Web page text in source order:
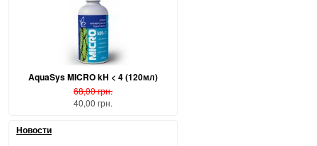
AquaSys MICRO kH < 4 (120мл)
68,00 грн.
40,00 грн.
Новости